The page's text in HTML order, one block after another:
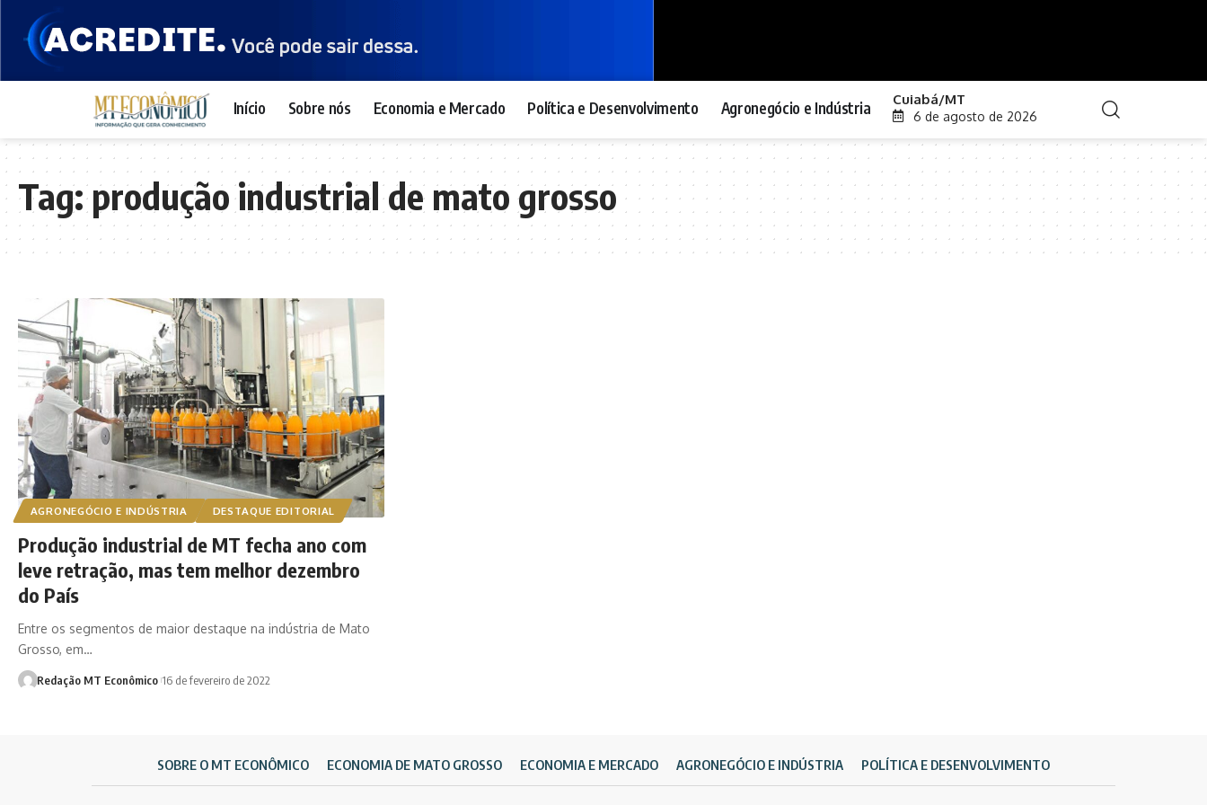
Início Sobre nós Economia e Mercado Política e Desenvolvimento Agronegócio e Indústria Cuiabá/MT
6 de agosto de 2026
Tag:produção industrial de mato grosso
AGRONEGÓCIO E INDÚSTRIA DESTAQUE EDITORIAL
Produção industrial de MT fecha ano com
leve retração, mas tem melhor dezembro
do País
Entre os segmentos de maior destaque na indústria de Mato
Grosso, em…
Redação MT Econômico 16 de fevereiro de 2022
SOBRE O MT ECONÔMICO ECONOMIA DE MATO GROSSO ECONOMIA E MERCADO AGRONEGÓCIO E INDÚSTRIA POLÍTICA E DESENVOLVIMENTO